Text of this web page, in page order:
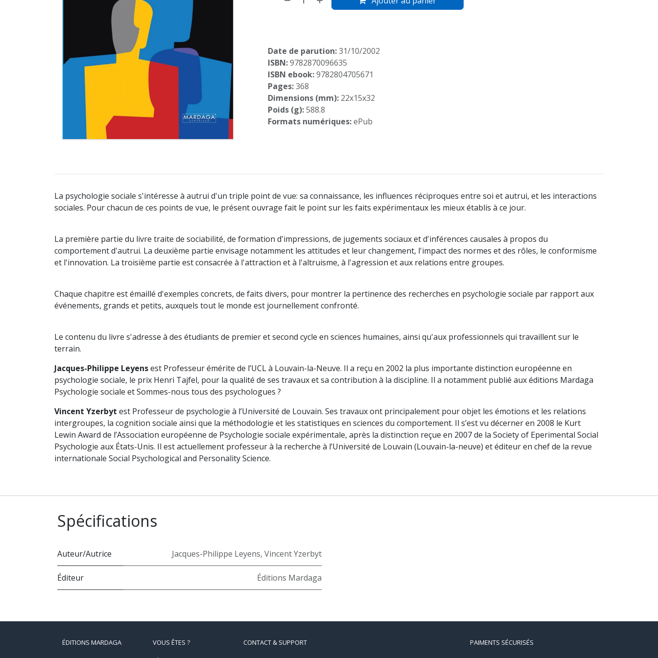
Date de parution:31/10/2002
ISBN:9782870096635
ISBN ebook:9782804705671
Pages:368
Dimensions (mm): 22x15x32
Poids (g):588.8
Formats numériques:ePub
La psychologie sociale s'intéresse à autrui d'un triple point de vue: sa connaissance, les influences réciproques entre soi et autrui, et les interactions
sociales. Pour chacun de ces points de vue, le présent ouvrage fait le point sur les faits expérimentaux les mieux établis à ce jour.
La première partie du livre traite de sociabilité, de formation d'impressions, de jugements sociaux et d'inférences causales à propos du
comportement d'autrui. La deuxième partie envisage notamment les attitudes et leur changement, l'impact des normes et des rôles, le conformisme
et l'innovation. La troisième partie est consacrée à l'attraction et à l'altruisme, à l'agression et aux relations entre groupes.
Chaque chapitre est émaillé d'exemples concrets, de faits divers, pour montrer la pertinence des recherches en psychologie sociale par rapport aux
événements, grands et petits, auxquels tout le monde est journellement confronté.
Le contenu du livre s'adresse à des étudiants de premier et second cycle en sciences humaines, ainsi qu'aux professionnels qui travaillent sur le
terrain.
Jacques-Philippe Leyensest Professeur émérite de l’UCL à Louvain-la-Neuve. Il a reçu en 2002 la plus importante distinction européenne en
psychologie sociale, le prix Henri Tajfel, pour la qualité de ses travaux et sa contribution à la discipline. Il a notamment publié aux éditions Mardaga
Psychologie sociale et Sommes-nous tous des psychologues ?
Vincent Yzerbyt est Professeur de psychologie à l’Université de Louvain. Ses travaux ont principalement pour objet les émotions et les relations
intergroupes, la cognition sociale ainsi que la méthodologie et les statistiques en sciences du comportement. Il s’est vu décerner en 2008 le Kurt
Lewin Award de l’Association européenne de Psychologie sociale expérimentale, après la distinction reçue en 2007 de la Society of Eperimental Social
Psychologie aux États-Unis. Il est actuellement professeur à la recherche à l’Université de Louvain (Louvain-la-neuve) et éditeur en chef de la revue
internationale Social Psychological and Personality Science.
Spécifications
Auteur/Autrice Jacques-Philippe Leyens, Vincent Yzerbyt
Éditeur Éditions Mardaga
VOUS ÊTES ?
CONTACT & SUPPORT
PAIMENTS SÉCURISÉS
ÉDITIONS MARDAGA